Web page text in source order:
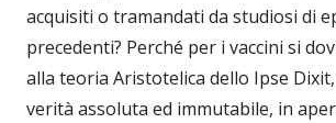
acquisiti o tramandati da studiosi di
precedenti? Perché per i vaccini si
alla teoria Aristotelica dello Ipse
verità assoluta ed immutabile, in